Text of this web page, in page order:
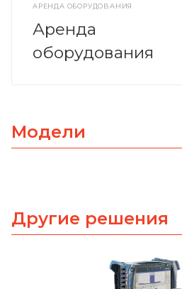
АРЕНДА ОБОРУДОВАНИЯ
Аренда
оборудования
Модели
Другие решения